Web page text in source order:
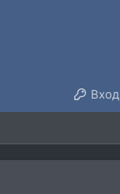
Вход